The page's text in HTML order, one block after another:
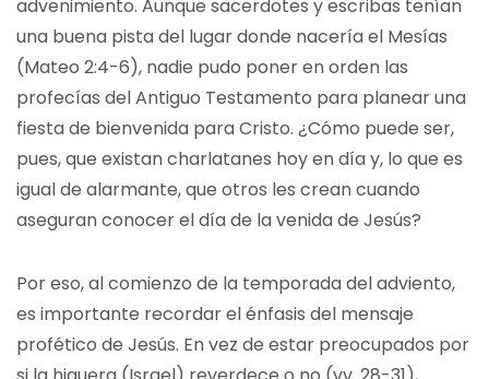
advenimiento. Aunque sacerdotes y escribas tenían
una buena pista del lugar donde nacería el Mesías
(Mateo 2:4-6), nadie pudo poner en orden las
profecías del Antiguo Testamento para planear una
fiesta de bienvenida para Cristo. ¿Cómo puede ser,
pues, que existan charlatanes hoy en día y, lo que es
igual de alarmante, que otros les crean cuando
aseguran conocer el día de la venida de Jesús?
Por eso, al comienzo de la temporada del adviento,
es importante recordar el énfasis del mensaje
profético de Jesús. En vez de estar preocupados por